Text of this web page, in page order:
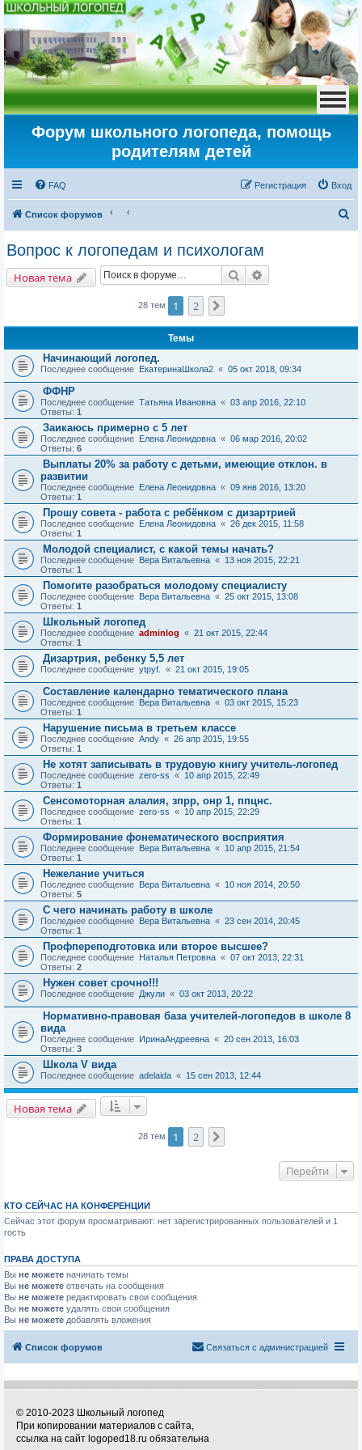
Форум школьного логопеда, помощь
родителям детей
FAQ Вход
Регистрация
Список форумов
о
Вопрос к логопедам и психологам
Новая тема Поиск
28 тем 1 2
Темы
Начинающий логопед.
Последнее сообщение ЕкатеринаШкола2 « 05 окт 2018, 09:34
ФФНР
Последнее сообщение Татьяна Ивановна « 03 апр 2016, 22:10
Ответы: 1
Заикаюсь примерно с 5 лет
Последнее сообщение Елена Леонидовна « 06 мар 2016, 20:02
Ответы: 6
Выплаты 20% за работу с детьми, имеющие отклон. в
развитии
Последнее сообщение Елена Леонидовна « 09 янв 2016, 13:20
Ответы: 1
Прошу совета - работа с ребёнком с дизартрией
Последнее сообщение Елена Леонидовна « 26 дек 2015, 11:58
Ответы: 1
Молодой специалист, с какой темы начать?
Последнее сообщение Вера Витальевна « 13 ноя 2015, 22:21
Ответы: 1
Помогите разобраться молодому специалисту
Последнее сообщение Вера Витальевна « 25 окт 2015, 13:08
Ответы: 1
Школьный логопед
Последнее сообщение adminlog « 21 окт 2015, 22:44
Ответы: 1
Дизартрия, ребенку 5,5 лет
Последнее сообщение ytpyf. « 21 окт 2015, 19:05
Составление календарно тематического плана
Последнее сообщение Вера Витальевна « 03 окт 2015, 15:23
Ответы: 1
Нарушение письма в третьем классе
Последнее сообщение Andy « 26 апр 2015, 19:55
Ответы: 1
Не хотят записывать в трудовую книгу учитель-логопед
Последнее сообщение zero-ss « 10 апр 2015, 22:49
Ответы: 1
Сенсомоторная алалия, зпрр, онр 1, ппцнс.
Последнее сообщение zero-ss « 10 апр 2015, 22:29
Ответы: 1
Формирование фонематического восприятия
Последнее сообщение Вера Витальевна « 10 апр 2015, 21:54
Ответы: 1
Нежелание учиться
Последнее сообщение Вера Витальевна « 10 ноя 2014, 20:50
Ответы: 5
С чего начинать работу в школе
Последнее сообщение Вера Витальевна « 23 сен 2014, 20:45
Ответы: 1
Профпереподготовка или второе высшее?
Последнее сообщение Наталья Петровна « 07 окт 2013, 22:31
Ответы: 2
Нужен совет срочно!!!
Последнее сообщение Джули « 03 окт 2013, 20:22
Нормативно-правовая база учителей-логопедов в школе 8
вида
Последнее сообщение ИринаАндреевна « 20 сен 2013, 16:03
Ответы: 3
Школа V вида
Последнее сообщение adelaida « 15 сен 2013, 12:44
Новая тема
28 тем 1 2
Перейти
КТО СЕЙЧАС НА КОНФЕРЕНЦИИ
Сейчас этот форум просматривают: нет зарегистрированных пользователей и 1
гость
ПРАВА ДОСТУПА
Вы не можете начинать темы
Вы не можете отвечать на сообщения
Вы не можете редактировать свои сообщения
Вы не можете удалять свои сообщения
Вы не можете добавлять вложения
Список форумов Связаться с администрацией
© 2010-2023 Школьный логопед
При копировании материалов с сайта,
ссылка на сайт logoped18.ru обязательна